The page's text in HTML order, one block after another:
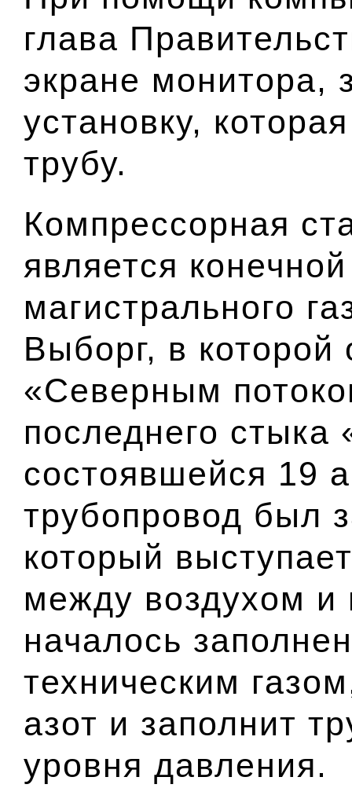
глава
экране монитора,
установку,
трубу.
Компрессорная
является
магистрального
Выборг, в которой
«Северным
последнего стыка
состоявшейся 19
трубопровод был
который
между воздухом и
началось
техническим
азот и заполнит
уровня давления.